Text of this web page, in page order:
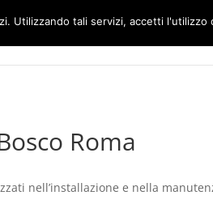
Home
Roma
nell’installazione e nella
Utilizzando tali servizi, accetti l'utilizzo